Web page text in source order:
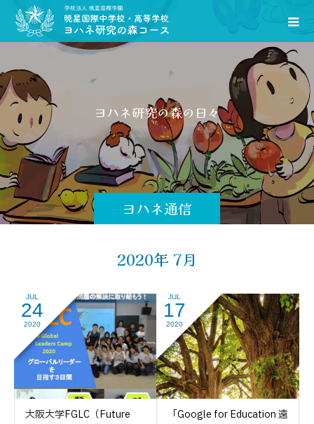
ヨハネ通信
ハネ研究の森の日 々をお
2020年 7月
JUL
24
2020
大阪大学FGLC（Future
JUL
17
2020
「Google for Education 遠